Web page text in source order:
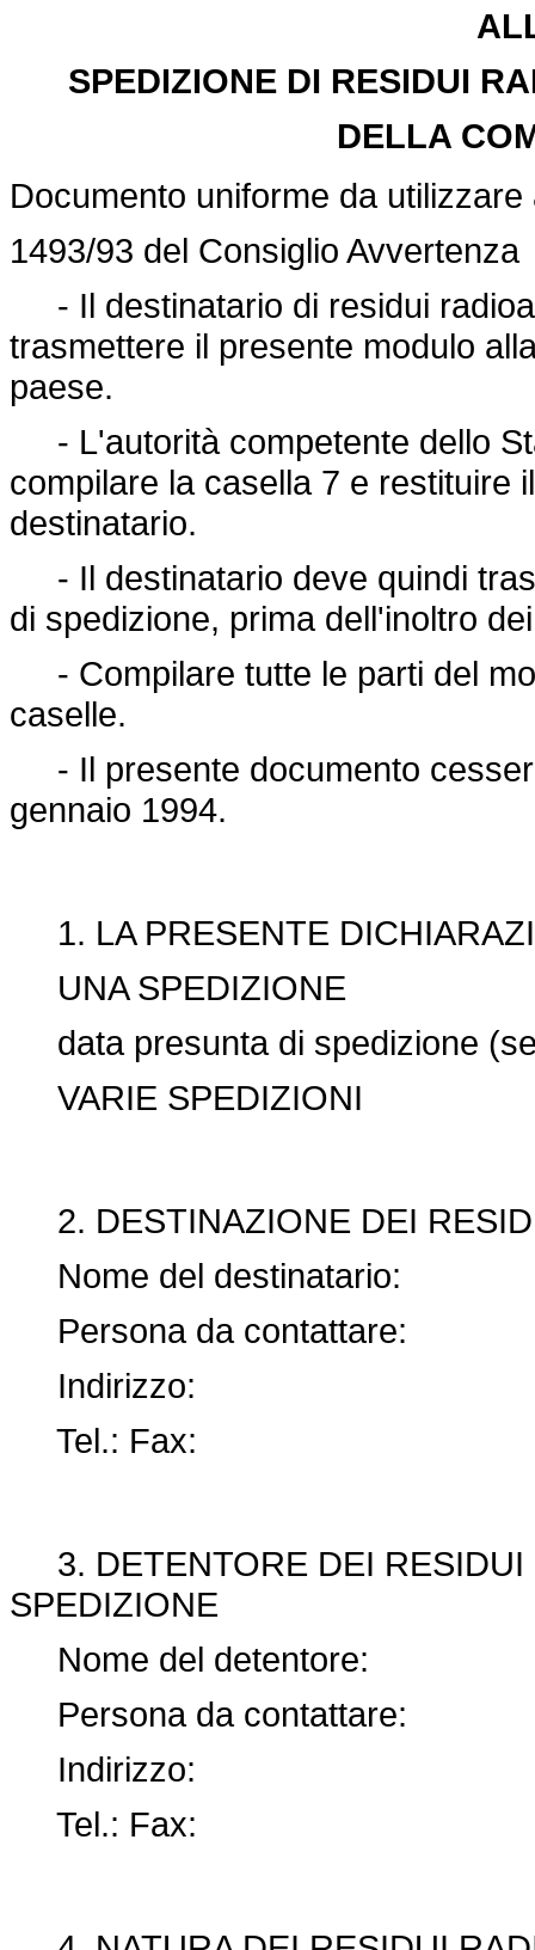
SPEDIZIONE DI RESIDUI
DELLA
Documento uniforme da
1493/93 del Consiglio Avvertenza
- Il destinatario di residui
trasmettere il presente modulo
paese.
- L'autorità competente dello
compilare la casella 7 e restituire
destinatario.
- Il destinatario deve quindi
di spedizione, prima dell'inoltro
- Compilare tutte le parti del
caselle.
- Il presente documento
gennaio 1994.
1. LA PRESENTE
UNA SPEDIZIONE
data presunta di spedizione
VARIE SPEDIZIONI
2. DESTINAZIONE DEI
Nome del destinatario:
Persona da contattare:
Indirizzo:
Tel.: Fax:
3. DETENTORE DEI RESIDUI
SPEDIZIONE
Nome del detentore:
Persona da contattare:
Indirizzo:
Tel.: Fax: